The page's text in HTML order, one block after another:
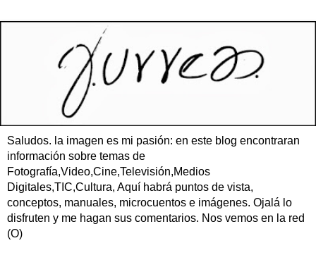
Saludos. la imagen es mi pasión: en este blog encontraran
información sobre temas de
Fotografía,Video,Cine,Televisión,Medios
Digitales,TIC,Cultura, Aquí habrá puntos de vista,
conceptos, manuales, microcuentos e imágenes. Ojalá lo
disfruten y me hagan sus comentarios. Nos vemos en la red
(O)